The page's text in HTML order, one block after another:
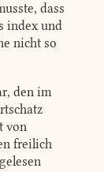
dass
index und
nicht so
den im
von
freilich